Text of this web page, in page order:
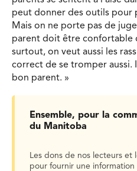
peut donner des outils pour
Mais on ne porte pas de
parent doit être confortable
surtout, on veut aussi les
correct de se tromper aussi.
bon parent. »
Ensemble, pour la
du Manitoba
Les dons de nos lecteurs et
pour fournir une